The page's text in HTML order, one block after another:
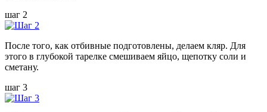
шаг 2
После того, как отбивные подготовлены, делаем кляр. Для
этого в глубокой тарелке смешиваем яйцо, щепотку соли и
сметану.
шаг 3